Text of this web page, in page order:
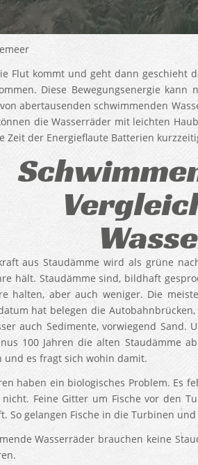
Flut kommt und geht dann geschieht
Diese Bewegungsenergie
abertausenden schwimmenden
die Wasserräder mit leichten
Zeit der Energieflaute Batterien
aus Staudämme wird als grüne
hält. Staudämme sind, bildhaft
halten, aber auch weniger. Die
hat belegen die
auch Sedimente, vorwiegend Sand.
100 Jahren die alten Staudämme
und es fragt sich wohin damit.
haben ein biologisches Problem. Es
Feine Gitter um Fische vor den
So gelangen Fische in die Turbinen
Wasserräder brauchen keine